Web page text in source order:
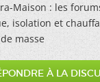
Maison : les
isolation et
masse
À LA